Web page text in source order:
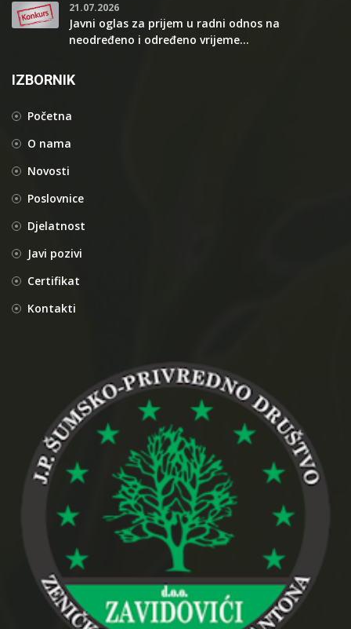
21.07.2026
Javni oglas za prijem u radni odnos na
neodređeno i određeno vrijeme...
IZBORNIK
Početna
O nama
Novosti
Poslovnice
Djelatnost
Javi pozivi
Certifikat
Kontakti